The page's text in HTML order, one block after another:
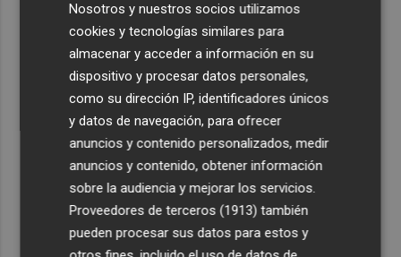
Y también se hace de día para Buonanotte con su fichaje
por el Elche CF
Recibe toda la actualidad de
Plaza Podcast en tu correo
Quiero suscribirme
Nosotros y nuestros socios utilizamos
cookies y tecnologías similares para
almacenar y acceder a información en su
dispositivo y procesar datos personales,
como su dirección IP, identificadores únicos
y datos de navegación, para ofrecer
anuncios y contenido personalizados, medir
anuncios y contenido, obtener información
sobre la audiencia y mejorar los servicios.
Proveedores de terceros (1913) también
pueden procesar sus datos para estos y